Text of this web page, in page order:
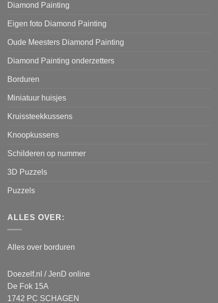
Diamond Painting
Eigen foto Diamond Painting
Oude Meesters Diamond Painting
Diamond Painting onderzetters
Borduren
Miniatuur huisjes
Kruissteekkussens
Knoopkussens
Schilderen op nummer
3D Puzzels
Puzzels
ALLES OVER:
Alles over borduren
Doezelf.nl / JenD online
De Fok 15A
1742 PC SCHAGEN